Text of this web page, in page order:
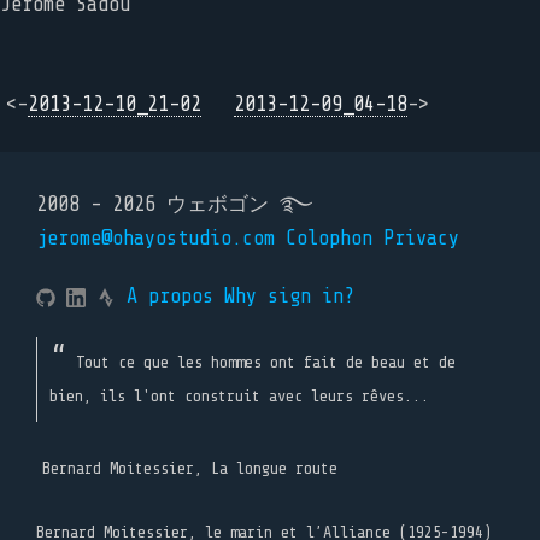
<-2013-12-10_21-02 2013-12-09_04-18->
2008 - 2026 ウェボゴン ࿐
jerome@ohayostudio.com Colophon Privacy
A propos Why sign in?
Tout ce que les hommes ont fait de beau et de
bien, ils l'ont construit avec leurs rêves...
Bernard Moitessier, La longue route
Bernard Moitessier, le marin et l’Alliance (1925-1994)